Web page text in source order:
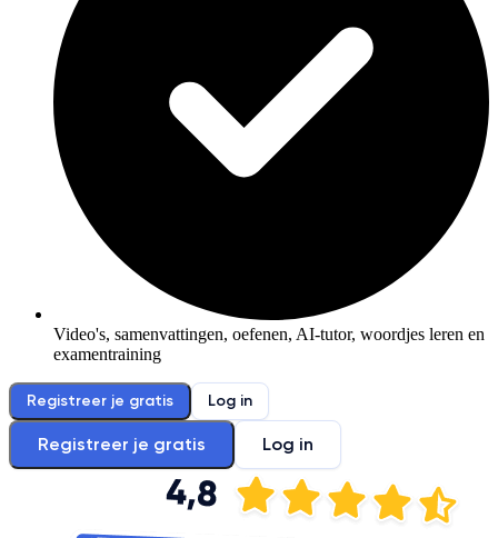
Video's, samenvattingen, oefenen, AI-tutor, woordjes leren en
examentraining
Registreer je gratis Log in
Registreer je gratis Log in